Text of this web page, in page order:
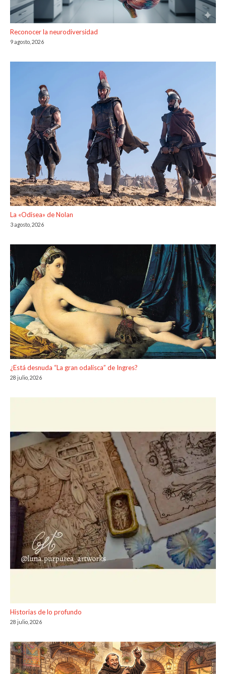
Reconocer la neurodiversidad
9 agosto, 2026
La «Odisea» de Nolan
3 agosto, 2026
¿Está desnuda “La gran odalisca” de Ingres?
28 julio, 2026
Historias de lo profundo
28 julio, 2026